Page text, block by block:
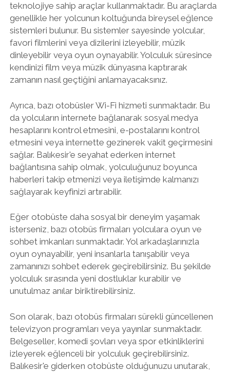
teknolojiye sahip araçlar kullanmaktadır. Bu araçlarda
genellikle her yolcunun koltuğunda bireysel eğlence
sistemleri bulunur. Bu sistemler sayesinde yolcular,
favori filmlerini veya dizilerini izleyebilir, müzik
dinleyebilir veya oyun oynayabilir. Yolculuk süresince
kendinizi film veya müzik dünyasına kaptırarak
zamanın nasıl geçtiğini anlamayacaksınız.
Ayrıca, bazı otobüsler Wi-Fi hizmeti sunmaktadır. Bu
da yolcuların internete bağlanarak sosyal medya
hesaplarını kontrol etmesini, e-postalarını kontrol
etmesini veya internette gezinerek vakit geçirmesini
sağlar. Balıkesir'e seyahat ederken internet
bağlantısına sahip olmak, yolculuğunuz boyunca
haberleri takip etmenizi veya iletişimde kalmanızı
sağlayarak keyfinizi artırabilir.
Eğer otobüste daha sosyal bir deneyim yaşamak
isterseniz, bazı otobüs firmaları yolculara oyun ve
sohbet imkanları sunmaktadır. Yol arkadaşlarınızla
oyun oynayabilir, yeni insanlarla tanışabilir veya
zamanınızı sohbet ederek geçirebilirsiniz. Bu şekilde
yolculuk sırasında yeni dostluklar kurabilir ve
unutulmaz anılar biriktirebilirsiniz.
Son olarak, bazı otobüs firmaları sürekli güncellenen
televizyon programları veya yayınlar sunmaktadır.
Belgeseller, komedi şovları veya spor etkinliklerini
izleyerek eğlenceli bir yolculuk geçirebilirsiniz.
Balıkesir'e giderken otobüste olduğunuzu unutarak,